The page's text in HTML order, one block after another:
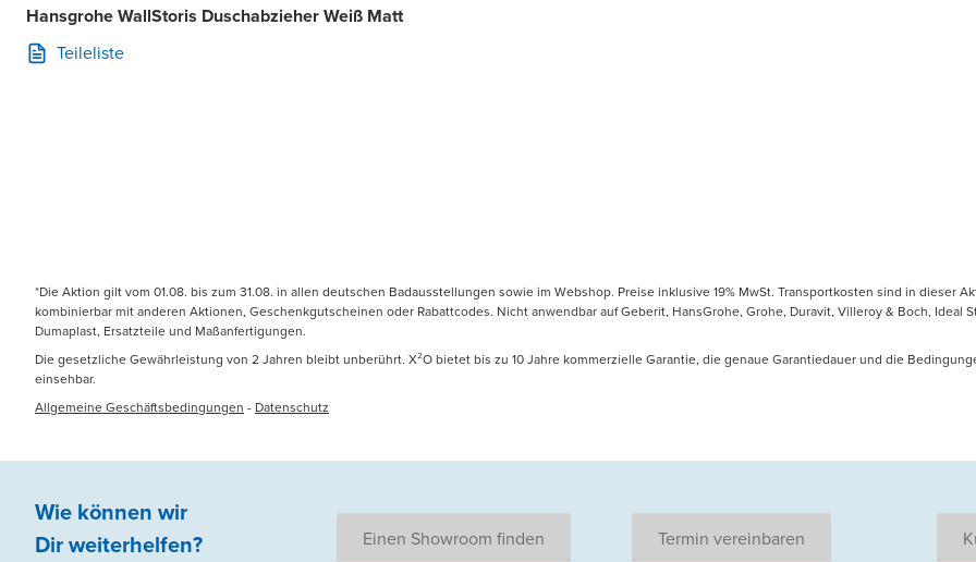
Hansgrohe WallStoris Duschabzieher Weiß Matt
Teileliste
*Die Aktion gilt vom 01.08. bis zum 31.08. in allen deutschen Badausstellungen sowie im Webshop. Preise inklusive 19% MwSt. Transportkosten sind in dieser
kombinierbar mit anderen Aktionen, Geschenkgutscheinen oder Rabattcodes. Nicht anwendbar auf Geberit, HansGrohe, Grohe, Duravit, Villeroy & Boch, Ideal
Dumaplast, Ersatzteile und Maßanfertigungen.
Die gesetzliche Gewährleistung von 2 Jahren bleibt unberührt. X²O bietet bis zu 10 Jahre kommerzielle Garantie, die genaue Garantiedauer und die
einsehbar.
Allgemeine Geschäftsbedingungen - Datenschutz
Wie können wir
Dir weiterhelfen? Einen Showroom finden Termin vereinbaren